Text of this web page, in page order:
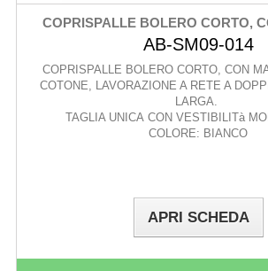
COPRISPALLE BOLERO CORTO,
AB-SM09-014
COPRISPALLE BOLERO CORTO, CON
COTONE, LAVORAZIONE A RETE A
LARGA.
TAGLIA UNICA CON VESTIBILITà
COLORE: BIANCO
APRI SCHEDA